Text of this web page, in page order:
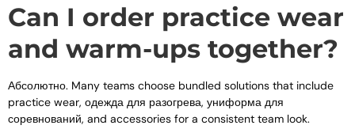
Can I order practice wear
and warm-ups together?
Абсолютно. Many teams choose bundled solutions that include
practice wear, одежда для разогрева, униформа для
соревнований, and accessories for a consistent team look.